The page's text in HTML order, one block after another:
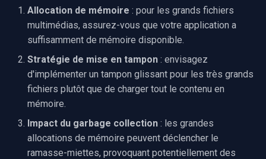
Allocation de mémoire : pour les grands fichiers
multimédias, assurez-vous que votre application a
suffisamment de mémoire disponible.
Stratégie de mise en tampon : envisagez
d'implémenter un tampon glissant pour les très grands
fichiers plutôt que de charger tout le contenu en
mémoire.
Impact du garbage collection : les grandes
allocations de mémoire peuvent déclencher le
ramasse-miettes, provoquant potentiellement des